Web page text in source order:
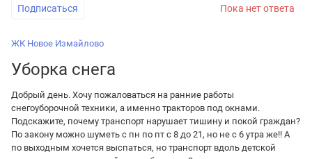
Подписаться Пока нет ответа
ЖК Новое Измайлово
Уборка снега
Добрый день. Хочу пожаловаться на ранние работы
снегоуборочной техники, а именно тракторов под окнами.
Подскажите, почему транспорт нарушает тишину и покой граждан?
По закону можно шуметь с пн по пт с 8 до 21, но не с 6 утра же!! А
по выходным хочется выспаться, но транспорт вдоль детской